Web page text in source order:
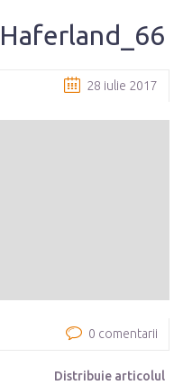
28 iulie 2017
0 comentarii
Distribuie articolul